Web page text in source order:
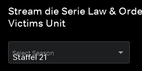
Stream die Serie Law &
Victims Unit
Select Season